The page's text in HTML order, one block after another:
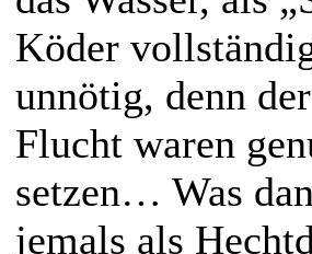
Köder
unnötig, denn
Flucht waren
setzen… Was
jemals als